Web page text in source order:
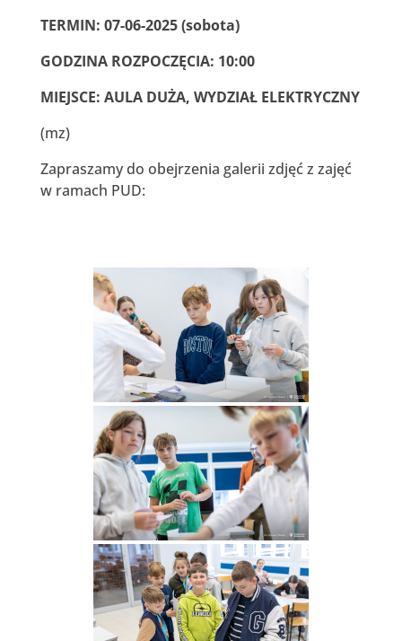
TERMIN: 07-06-2025 (sobota)
GODZINA ROZPOCZĘCIA: 10:00
MIEJSCE: AULA DUŻA, WYDZIAŁ ELEKTRYCZNY
(mz)
Zapraszamy do obejrzenia galerii zdjęć z zajęć
w ramach PUD: